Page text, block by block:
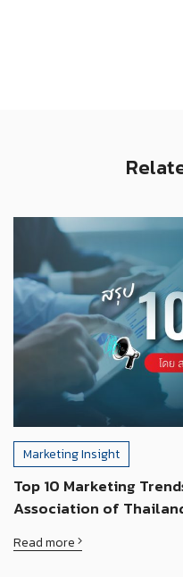
Marketing Insight
Top 10 Marketing
Association of
Read more